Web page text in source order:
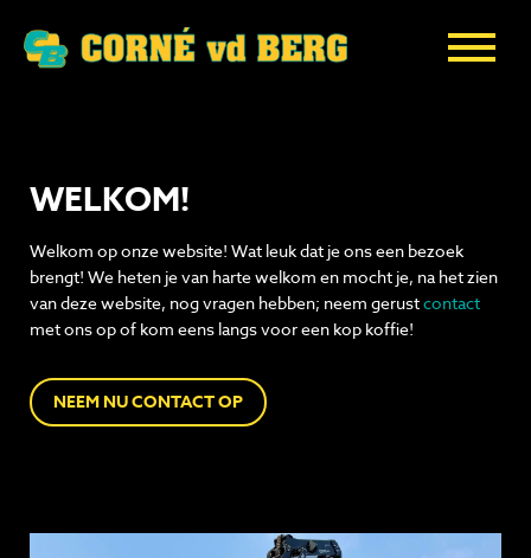
WELKOM!
Welkom op onze website! Wat leuk dat je ons een bezoek
brengt! We heten je van harte welkom en mocht je, na het zien
van deze website, nog vragen hebben; neem gerustcontact
met ons op of kom eens langs voor een kop koffie!
NEEM NU CONTACT OP